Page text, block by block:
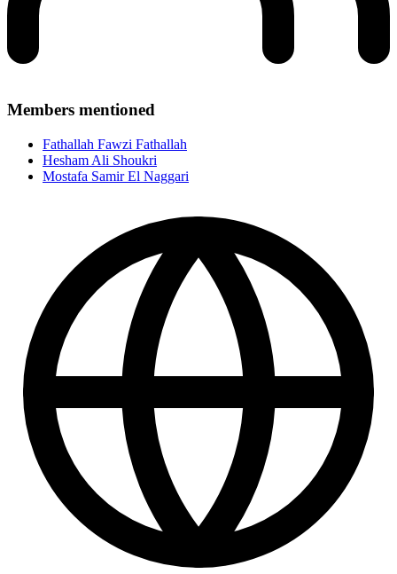
Members mentioned
Fathallah Fawzi Fathallah
Hesham Ali Shoukri
Mostafa Samir El Naggari